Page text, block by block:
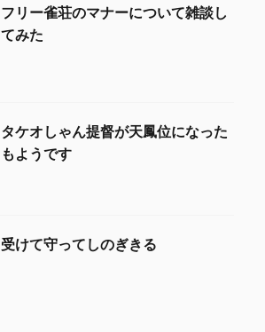
フリー雀荘のマナーについて雑談し
てみた
タケオしゃん提督が天鳳位になった
もようです
受けて守ってしのぎきる